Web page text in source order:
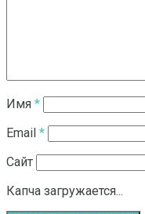
Имя *
Email *
Сайт
Капча загружается...